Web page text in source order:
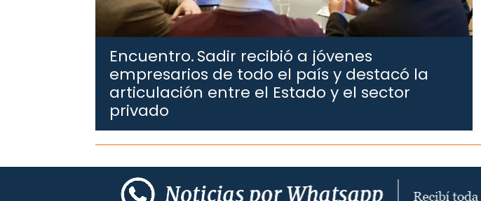
Encuentro.Sadir recibió a jóvenes
empresarios de todo el país y destacó la
articulación entre el Estado y el sector
privado